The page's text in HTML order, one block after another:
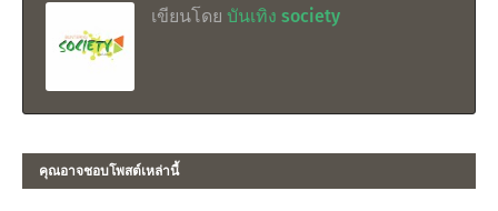
เขียนโดย บันเทิง society
คุณอาจชอบโพสต์เหล่านี้